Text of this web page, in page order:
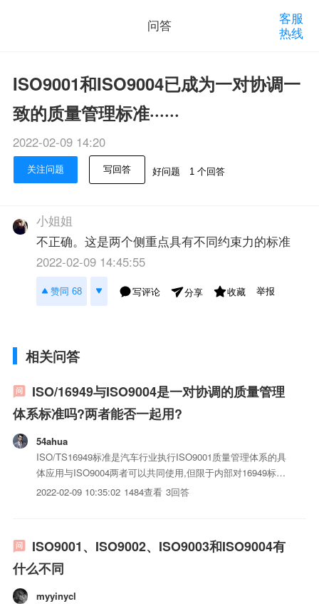
问答
客服
热线
ISO9001和ISO9004已成为一对协调一
致的质量管理标准······
2022-02-09 14:20
关注问题 写回答 好问题 1 个回答
小姐姐
不正确。这是两个侧重点具有不同约束力的标准
2022-02-09 14:45:55
赞同 68 写评论 分享 收藏 举报
相关问答
ISO/16949与ISO9004是一对协调的质量管理
体系标准吗?两者能否一起用?
54ahua
ISO/TS16949标准是汽车行业执行ISO9001质量管理体系的具
体应用与ISO9004两者可以共同使用,但限于内部对16949标准
而言,不讲9004标准,在企业内部可以使用
2022-02-09 10:35:02 1484查看 3回答
ISO9001、ISO9002、ISO9003和ISO9004有
什么不同
myyinycl